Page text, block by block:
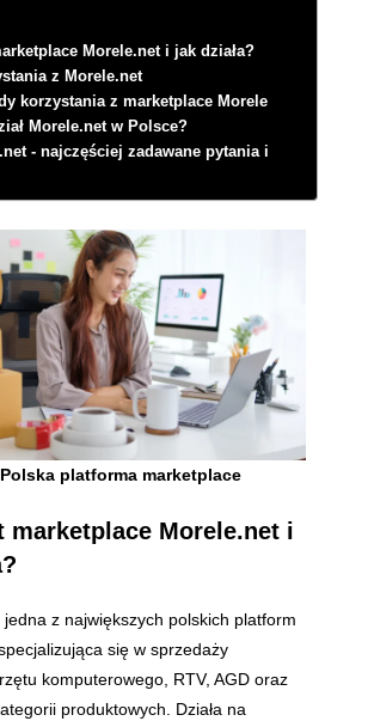
Morele.net i jak działa?
z Morele.net
korzystania z marketplace Morele
Morele.net w Polsce?
- najczęściej zadawane pytania i
platforma marketplace
marketplace Morele.net i
jedna z największych polskich platform
się w sprzedaży
komputerowego, RTV, AGD oraz
produktowych. Działa na